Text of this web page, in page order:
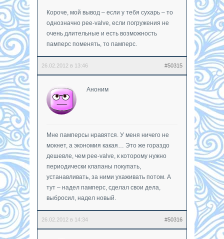
Короче, мой вывод – если у тебя сухарь – то
однозначно pee-valve, если погружения не
очень длительные и есть возможность
памперс поменять, то памперс.
26.02.2012 в 13:46 #50315
Аноним
Мне памперсы нравятся. У меня ничего не
мокнет, а экономия какая… Это же гораздо
дешевле, чем pee-valve, к которому нужно
периодически клапаны покупать,
устанавливать, за ними ухаживать потом. А
тут – надел памперс, сделал свои дела,
выбросил, надел новый.
26.02.2012 в 14:34 #50316